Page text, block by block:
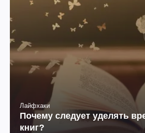
Лайфхаки
Почему следует уделять
книг?